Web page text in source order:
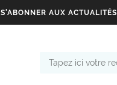
S'ABONNER AUX ACTUALITÉS